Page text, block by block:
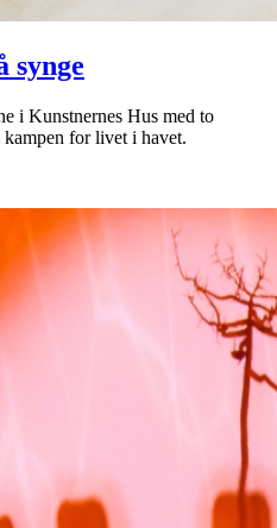
synge
i Kunstnernes Hus med to
for livet i havet.